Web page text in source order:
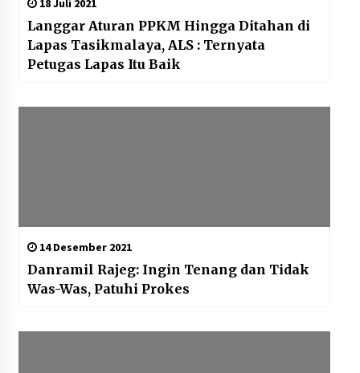
18 Juli 2021
Langgar Aturan PPKM Hingga Ditahan di
Lapas Tasikmalaya, ALS : Ternyata
Petugas Lapas Itu Baik
14 Desember 2021
Danramil Rajeg: Ingin Tenang dan Tidak
Was-Was, Patuhi Prokes